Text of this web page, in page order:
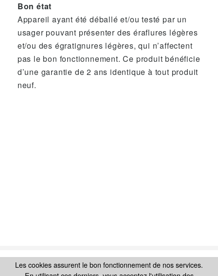
Ajouter au panier
Bon état
Appareil ayant été déballé et/ou testé par un
usager pouvant présenter des éraflures légères
et/ou des égratignures légères, qui n’affectent
pas le bon fonctionnement. Ce produit bénéficie
d’une garantie de 2 ans identique à tout produit
neuf.
SUIVEZ-NOUS SUR
Les cookies assurent le bon fonctionnement de nos services.